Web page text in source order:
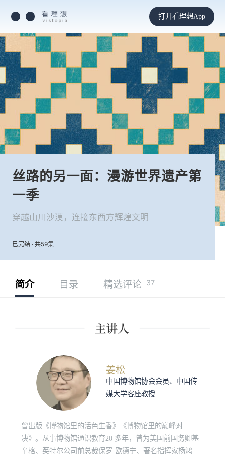
打开看理想App
丝路的另一面：漫游世界遗产第
一季
穿越山川沙漠，连接东西方辉煌文明
已完结 · 共59集
简介 目录 精选评论 37
姜松
中国博物馆协会会员、中国传
媒大学客座教授
曾出版《博物馆里的活色生香》《博物馆里的巅峰对
决》。从事博物馆通识教育20 多年，曾为美国前国务卿基
辛格、英特尔公司前总裁保罗·欧德宁、著名指挥家杨鸿年